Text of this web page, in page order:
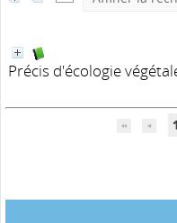
Précis d'écologie